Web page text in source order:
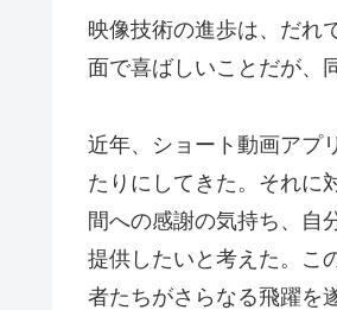
映像技術の進歩は、だれ
面で喜ばしいことだが、
近年、ショート動画アプ
たりにしてきた。それに
間への感謝の気持ち、自
提供したいと考えた。こ
者たちがさらなる飛躍を